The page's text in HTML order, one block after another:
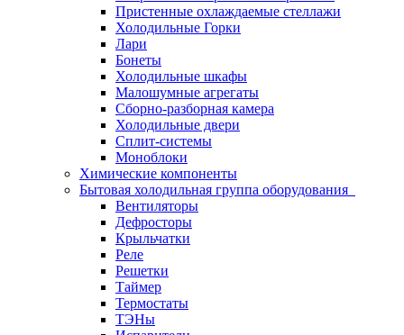
Пристенные охлаждаемые стеллажи
Холодильные Горки
Лари
Бонеты
Холодильные шкафы
Малошумные агрегаты
Сборно-разборная камера
Холодильные двери
Сплит-системы
Моноблоки
Химические компоненты
Бытовая холодильная группа оборудования
Вентиляторы
Дефросторы
Крыльчатки
Реле
Решетки
Таймер
Термостаты
ТЭНы